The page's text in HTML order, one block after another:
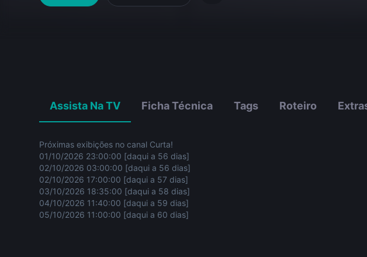
Assista Na TV Ficha Técnica Tags Roteiro
Próximas exibições no canal Curta!
01/10/2026 23:00:00 [daqui a 56 dias]
02/10/2026 03:00:00 [daqui a 56 dias]
02/10/2026 17:00:00 [daqui a 57 dias]
03/10/2026 18:35:00 [daqui a 58 dias]
04/10/2026 11:40:00 [daqui a 59 dias]
05/10/2026 11:00:00 [daqui a 60 dias]